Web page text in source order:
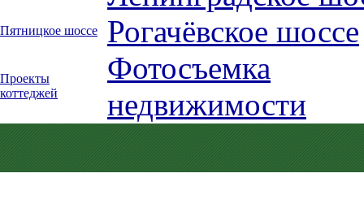
Пятницкое шоссе Рогачёвское шоссе
Проекты
коттеджей
Фотосъемка
недвижимости